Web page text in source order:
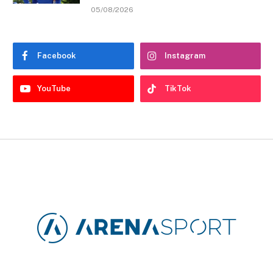
05/08/2026
Facebook Instagram
YouTube TikTok